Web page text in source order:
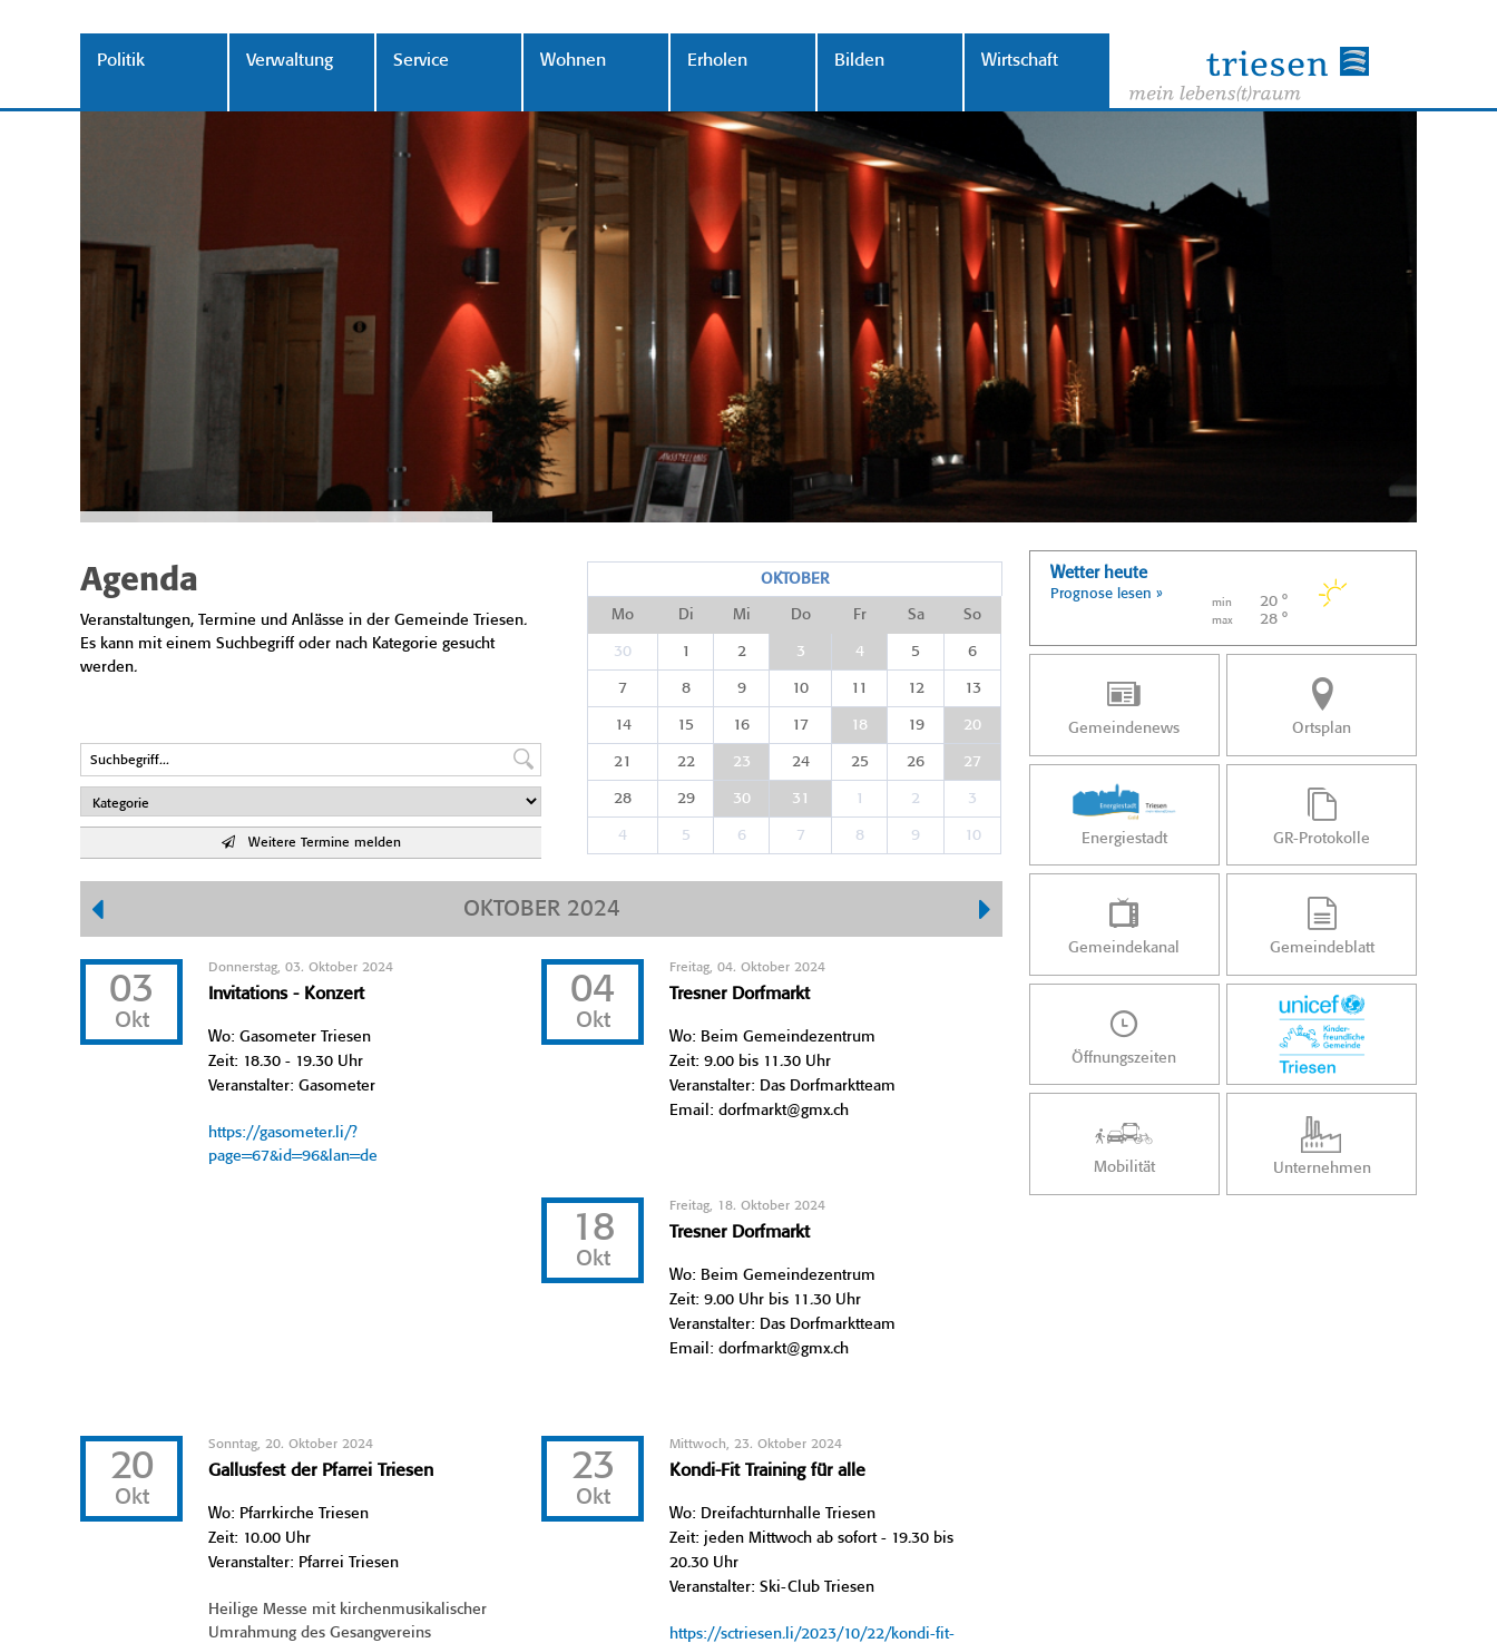
Politik Verwaltung Service Wohnen Erholen Bilden Wirtschaft
Agenda
Veranstaltungen, Termine und Anlässe in der Gemeinde Triesen.
Es kann mit einem Suchbegriff oder nach Kategorie gesucht
werden.
Weitere Termine melden
OKTOBER
Mo Di Mi Do Fr Sa So
30 1 2 3 4 5 6
7 8 9 10 11 12 13
14 15 16 17 18 19 20
21 22 23 24 25 26 27
28 29 30 31 1 2 3
4 5 6 7 8 9 10
OKTOBER 2024
03
Okt
Donnerstag, 03. Oktober 2024
Invitations - Konzert
Wo: Gasometer Triesen
Zeit: 18.30 - 19.30 Uhr
Veranstalter: Gasometer
https://gasometer.li/?
page=67&id=96&lan=de
04
Okt
Freitag, 04. Oktober 2024
Tresner Dorfmarkt
Wo: Beim Gemeindezentrum
Zeit: 9.00 bis 11.30 Uhr
Veranstalter: Das Dorfmarktteam
Email: dorfmarkt@gmx.ch
18
Okt
Freitag, 18. Oktober 2024
Tresner Dorfmarkt
Wo: Beim Gemeindezentrum
Zeit: 9.00 Uhr bis 11.30 Uhr
Veranstalter: Das Dorfmarktteam
Email: dorfmarkt@gmx.ch
20
Okt
Sonntag, 20. Oktober 2024
Gallusfest der Pfarrei Triesen
Wo: Pfarrkirche Triesen
Zeit: 10.00 Uhr
Veranstalter: Pfarrei Triesen
Heilige Messe mit kirchenmusikalischer
Umrahmung des Gesangvereins
23
Okt
Mittwoch, 23. Oktober 2024
Kondi-Fit Training für alle
Wo: Dreifachturnhalle Triesen
Zeit: jeden Mittwoch ab sofort - 19.30 bis
20.30 Uhr
Veranstalter: Ski-Club Triesen
https://sctriesen.li/2023/10/22/kondi-fit-
Wetter heute
Prognose lesen »
min 20 °
max 28 °
Gemeindenews Ortsplan
Energiestadt GR-Protokolle
Gemeindekanal Gemeindeblatt
Öffnungszeiten
Mobilität Unternehmen